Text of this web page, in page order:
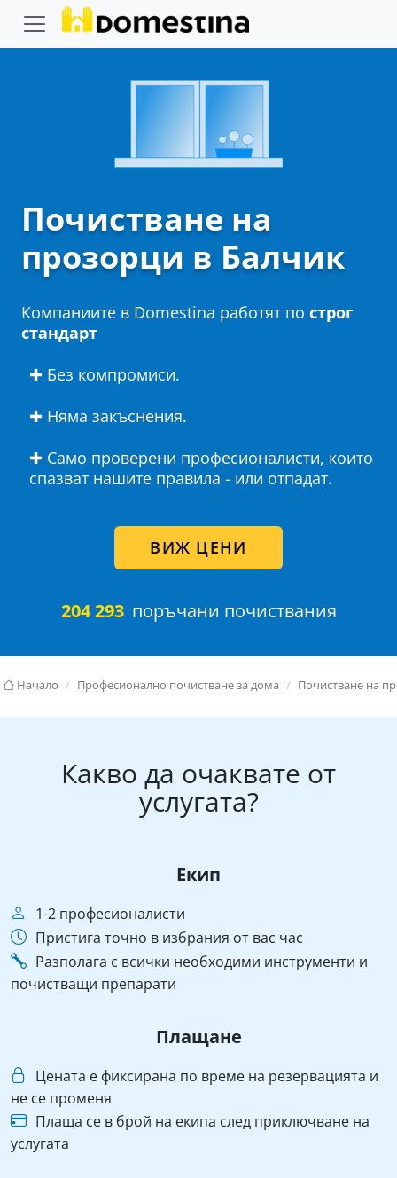
Почистване на
прозорци в Балчик
Компаниите в Domestina работят по строг
стандарт
✚ Без компромиси.
✚ Няма закъснения.
✚ Само проверени професионалисти, които
спазват нашите правила - или отпадат.
ВИЖ ЦЕНИ
204 293 поръчани почиствания
Начало Професионално почистване за дома Почистване на
Какво да очаквате от
услугата?
Екип
1-2 професионалисти
Пристига точно в избрания от вас час
Разполага с всички необходими инструменти и
почистващи препарати
Плащане
Цената е фиксирана по време на резервацията и
не се променя
Плаща се в брой на екипа след приключване на
услугата